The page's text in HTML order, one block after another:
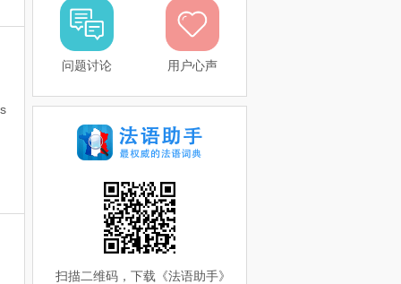
问题讨论 用户心声
扫描二维码，下载《法语助手》